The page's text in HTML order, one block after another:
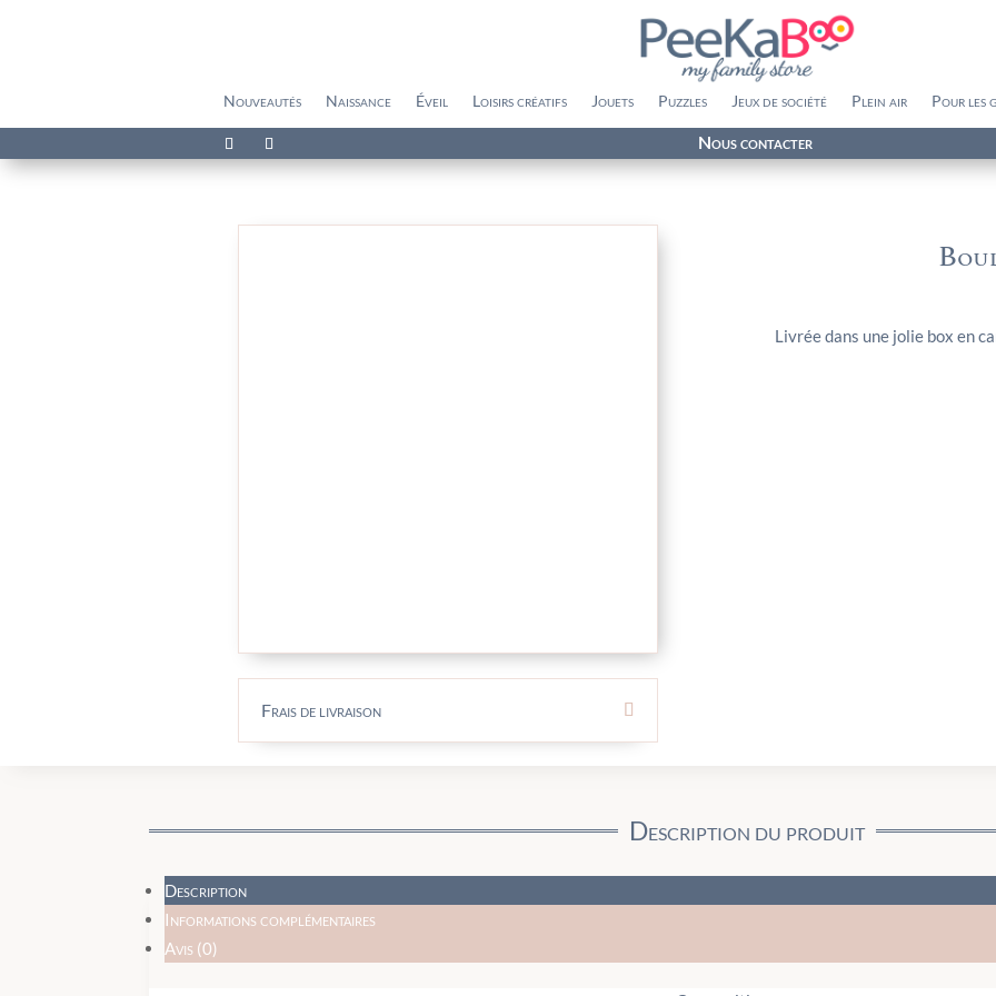
Nouveautés Naissance Éveil Loisirs créatifs Jouets Puzzles Jeux de société Plein air Pour les
Nous contacter
Frais de livraison
Livrée dans une jolie box en
Description du produit
Description
Informations complémentaires
Avis (0)